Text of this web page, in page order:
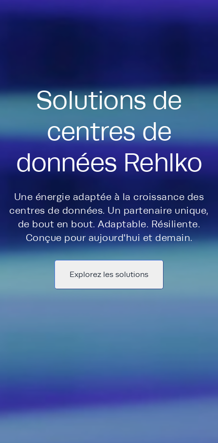
Solutions de
centres de
données Rehlko
Une énergie adaptée à la croissance des
centres de données. Un partenaire unique,
de bout en bout. Adaptable. Résiliente.
Conçue pour aujourd'hui et demain.
Explorez les solutions